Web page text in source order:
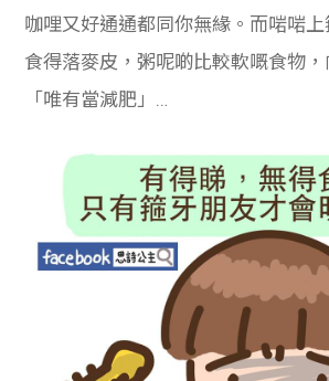
咖哩又好通通都同你無緣。而啱啱
食得落麥皮，粥呢啲比較軟嘅食物，
「唯有當減肥」…